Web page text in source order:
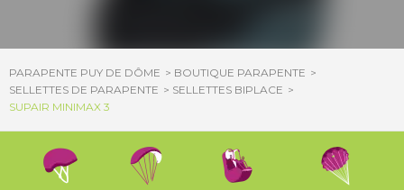
PARAPENTE PUY DE DÔME
BOUTIQUE PARAPENTE
SELLETTES DE PARAPENTE
SELLETTES BIPLACE
SUPAIR MINIMAX 3